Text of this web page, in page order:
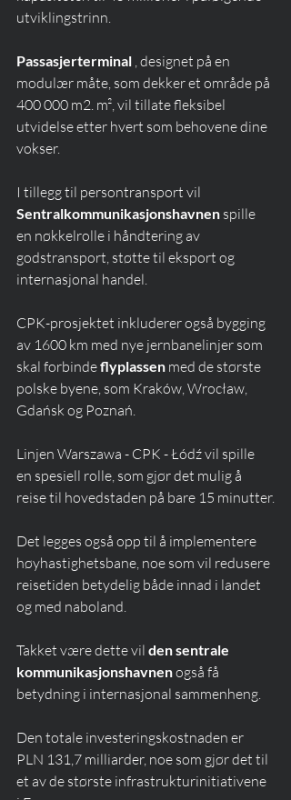
utviklingstrinn.
Passasjerterminal , designet på en
modulær måte, som dekker et område på
400 000 m2. m², vil tillate fleksibel
utvidelse etter hvert som behovene dine
vokser.
I tillegg til persontransport vil
Sentralkommunikasjonshavnen spille
en nøkkelrolle i håndtering av
godstransport, støtte til eksport og
internasjonal handel.
CPK-prosjektet inkluderer også bygging
av 1600 km med nye jernbanelinjer som
skal forbinde flyplassen med de største
polske byene, som Kraków, Wrocław,
Gdańsk og Poznań.
Linjen Warszawa - CPK - Łódź vil spille
en spesiell rolle, som gjør det mulig å
reise til hovedstaden på bare 15 minutter.
Det legges også opp til å implementere
høyhastighetsbane, noe som vil redusere
reisetiden betydelig både innad i landet
og med naboland.
Takket være dette vil den sentrale
kommunikasjonshavnen også få
betydning i internasjonal sammenheng.
Den totale investeringskostnaden er
PLN 131,7 milliarder, noe som gjør det til
et av de største infrastrukturinitiativene